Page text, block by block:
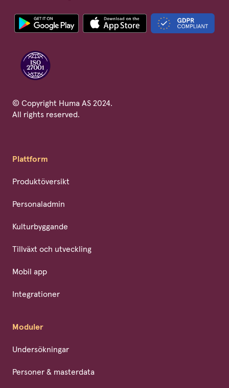
© Copyright Huma AS 2024.
All rights reserved.
Plattform
Produktöversikt
Personaladmin
Kulturbyggande
Tillväxt och utveckling
Mobil app
Integrationer
Moduler
Undersökningar
Personer & masterdata